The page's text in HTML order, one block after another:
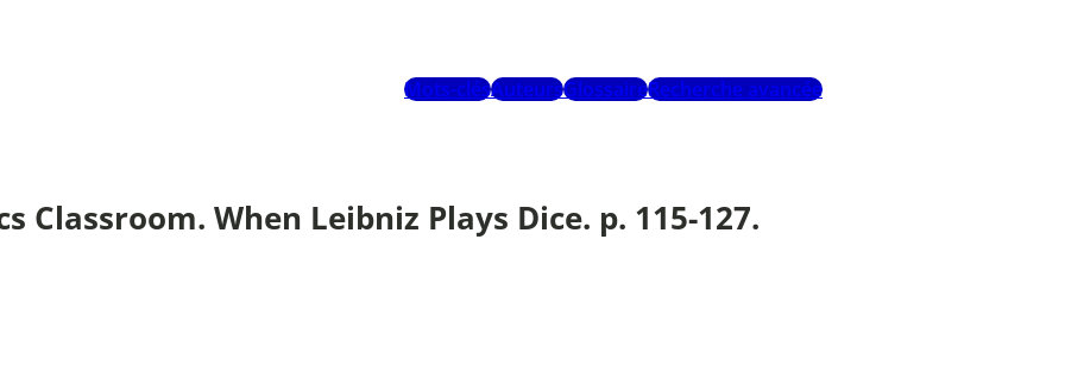
Mots-clésAuteursGlossaireRecherche avancée
When Leibniz Plays Dice. p. 115-127.